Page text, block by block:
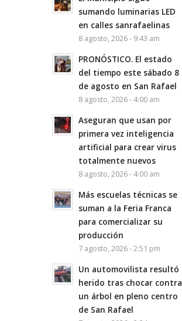
sumando luminarias LED
en calles sanrafaelinas
8 agosto, 2026 - 9:43 am
PRONÓSTICO. El estado
del tiempo este sábado 8
de agosto en San Rafael
8 agosto, 2026 - 4:00 am
Aseguran que usan por
primera vez inteligencia
artificial para crear virus
totalmente nuevos
8 agosto, 2026 - 4:00 am
Más escuelas técnicas se
suman a la Feria Franca
para comercializar su
producción
7 agosto, 2026 - 2:51 pm
Un automovilista resultó
herido tras chocar contra
un árbol en pleno centro
de San Rafael